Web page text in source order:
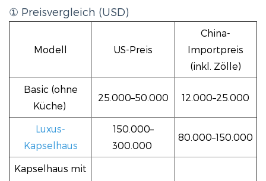
① Preisvergleich (USD)
Modell US-Preis
China-
Importpreis
(inkl. Zölle)
Basic (ohne
Küche)
25.000–50.000 12.000–25.000
Luxus-
Kapselhaus
150.000–
300.000
80.000–150.000
Kapselhaus mit